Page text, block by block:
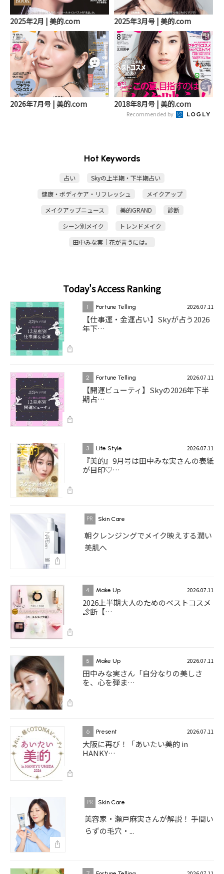
2025年2月 | 美的.com 2025年3月号 | 美的.com
2026年7月号 | 美的.com 2018年8月号 | 美的.com
Recommended by
Hot Keywords
占い
Skyの上半期・下半期占い
健康・ボディケア・リフレッシュ
メイクアップ
メイクアップニュース
美的GRAND
診断
シーン別メイク
トレンドメイク
田中みな実｜花が言うには。
Today's Access Ranking
1 Fortune Telling 2026.07.11
【仕事運・金運占い】Skyが占う2026
年下…
2 Fortune Telling 2026.07.11
【開運ビューティ】Skyの2026年下半
期占…
3 Life Style 2026.07.11
『美的』9月号は田中みな実さんの表紙
が目印♡…
Skin Care
朝クレンジングでメイク映えする潤い
美肌へ
4 Make Up 2026.07.11
2026上半期大人のためのベストコスメ
診断【…
5 Make Up 2026.07.11
田中みな実さん「自分なりの美しさ
を、心を弾ま…
6 Present 2026.07.11
大阪に再び！「あいたい美的 in
HANKY…
Skin Care
美容家・瀬戸麻実さんが解説！ 手間い
らずの毛穴・...